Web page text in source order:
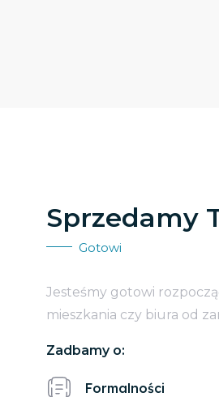
Sprzedamy
Gotowi
Jesteśmy gotowi
mieszkania czy biura od
Zadbamy o:
Formalności